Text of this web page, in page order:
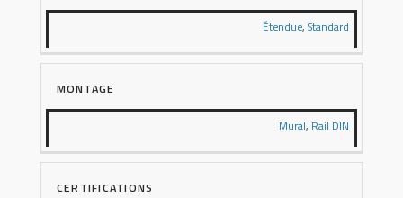
Étendue,Standard
MONTAGE
Mural, Rail DIN
CERTIFICATIONS